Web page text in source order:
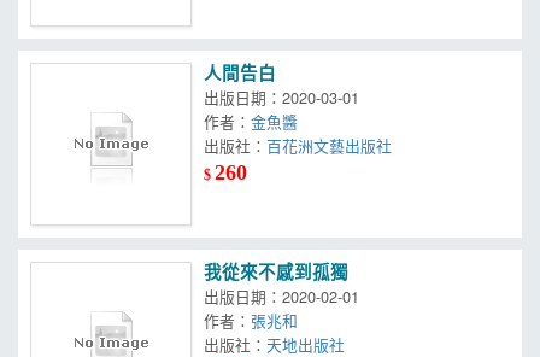
人間告白
出版日期：2020-03-01
作者：金魚醬
出版社：百花洲文藝出版社
$260
我從來不感到孤獨
出版日期：2020-02-01
作者：張兆和
出版社：天地出版社